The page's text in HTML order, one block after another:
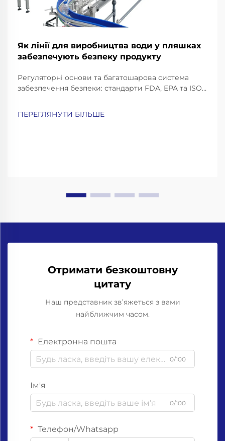
Як лінії для виробництва води у пляшках
забезпечують безпеку продукту
Регуляторні основи та багатошарова система
забезпечення безпеки: стандарти FDA, EPA та ISO,
працює в рамках досить суворого набору
ПЕРЕГЛЯНУТИ БІЛЬШЕ
Отримати безкоштовну
цитату
Наш представник зв’яжеться з вами
найближчим часом.
Електронна пошта
0/100
Ім'я
0/100
Телефон/Whatsapp